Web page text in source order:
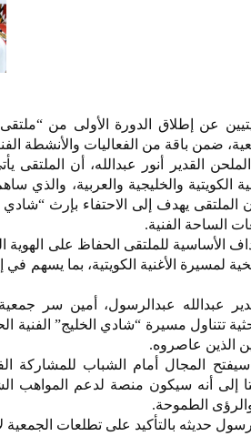
عن إطلاق الدورة الأولى من
ضمن باقة من الفعاليات والأنشطة
القدير أنور عبدالله، أن الملتقى
الكويتية والخليجية والعربية، والذي
الملتقى يهدف إلى الاحتفاء بإرث “شادي
الساحة الفنية.
الأساسية للملتقى الحفاظ على الهوية
لمسيرة الأغنية الكويتية، بما يسهم
عبدالله عبدالرسول، أمين سر
تتناول مسيرة “شادي الخليج” الفنية
الذين عاصروه.
المجال أمام الشباب للمشاركة
إلى أنه سيكون منصة لدعم المواهب
الطموحة.
حديثه بالتأكيد على تطلعات